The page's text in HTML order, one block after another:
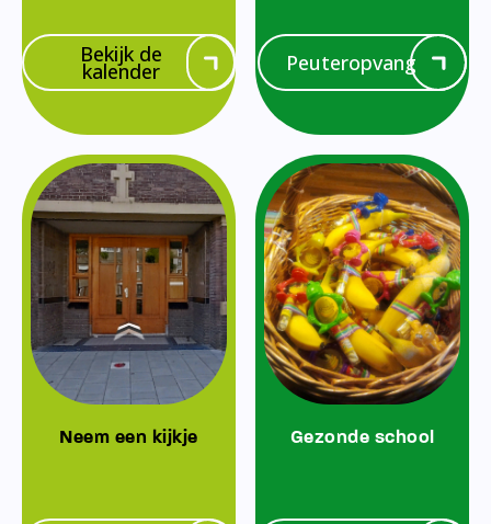
Bekijk de
kalender Peuteropvang
Neem een kijkje Gezonde school